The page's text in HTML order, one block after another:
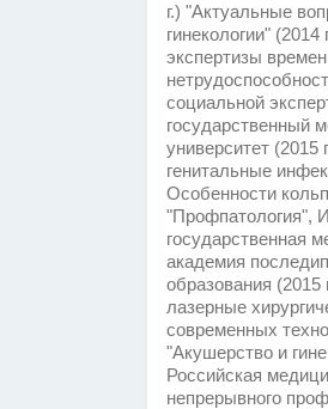
г.) "Актуальные
гинекологии"
экспертизы
социальной
государственный
университет (2015
генитальные
Особенности
"Профпатология",
государственная
академия
образования (2015
лазерные
современных
"Акушерство и
Российская
непрерывного